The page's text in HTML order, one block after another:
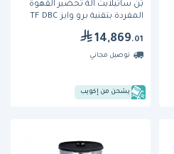
بَن ساتيلايت آلة تحضير القهوة
المفردة بتقنية برو وايز TF DBC
14,869.01
توصيل مجاني
يشحن من إكويب